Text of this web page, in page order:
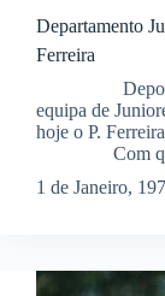
Departamento
Ferreira
Depois do
equipa de
hoje o P.
Com quatro
1 de Janeiro,